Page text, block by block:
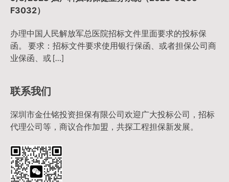
F3032）
办理中国人民解放军总医院招标文件里面要求的投标保
函。 要求：招标文件要求使用银行保函、或者担保公司商
业保函、或 […]
联系我们
深圳市金仕铭投资担保有限公司欢迎广大投标公司，招标
代理公司等，商议合作加盟，共探工程担保新发展。